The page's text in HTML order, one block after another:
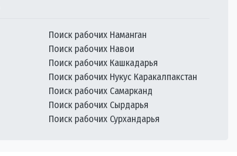
Поиск рабочих Наманган
Поиск рабочих Навои
Поиск рабочих Кашкадарья
Поиск рабочих Нукус Каракалпакстан
Поиск рабочих Самарканд
Поиск рабочих Сырдарья
Поиск рабочих Сурхандарья